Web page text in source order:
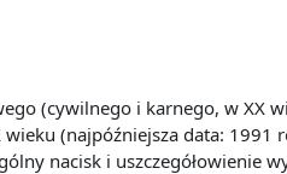
(cywilnego i karnego, w
(najpóźniejsza data: 1991
nacisk i uszczegółowienie